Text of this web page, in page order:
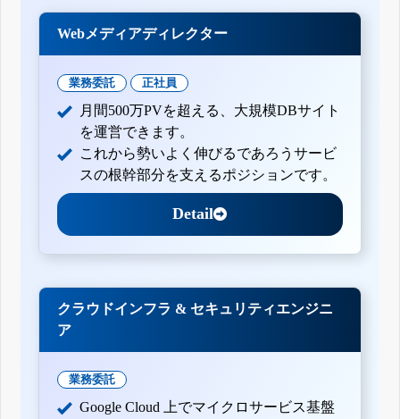
Webメディアディレクター
業務委託 正社員
月間500万PVを超える、大規模DBサイト
を運営できます。
これから勢いよく伸びるであろうサービ
スの根幹部分を支えるポジションです。
Detail
クラウドインフラ & セキュリティエンジニ
ア
業務委託
Google Cloud 上でマイクロサービス基盤